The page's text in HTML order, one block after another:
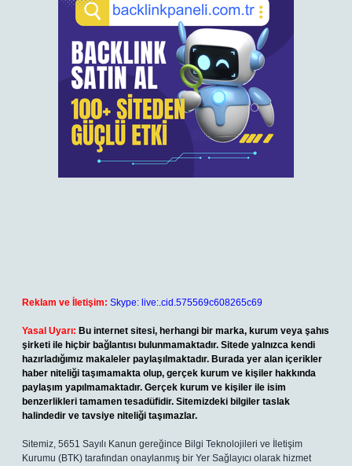
Reklam ve İletişim: Skype: live:.cid.575569c608265c69
Yasal Uyarı: Bu internet sitesi, herhangi bir marka, kurum veya şahıs
şirketi ile hiçbir bağlantısı bulunmamaktadır. Sitede yalnızca kendi
hazırladığımız makaleler paylaşılmaktadır. Burada yer alan içerikler
haber niteliği taşımamakta olup, gerçek kurum ve kişiler hakkında
paylaşım yapılmamaktadır. Gerçek kurum ve kişiler ile isim
benzerlikleri tamamen tesadüfidir. Sitemizdeki bilgiler taslak
halindedir ve tavsiye niteliği taşımazlar.
Sitemiz, 5651 Sayılı Kanun gereğince Bilgi Teknolojileri ve İletişim
Kurumu (BTK) tarafından onaylanmış bir Yer Sağlayıcı olarak hizmet